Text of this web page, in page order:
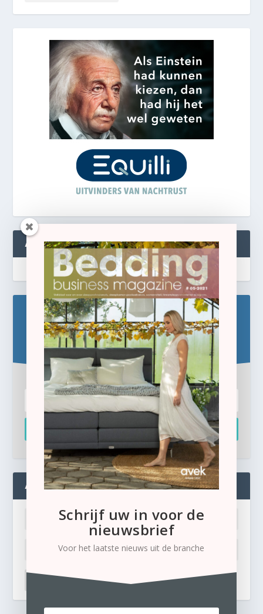
ABONNEREN
Blijf op de hoogte!
Schrijf u hier in voor de gratis e-newsletter.
Inschrijven
ADMIN
Ik ben mijn wachtwoord kwijt
Schrijf uw in voor de
nieuwsbrief
Voor het laatste nieuws uit de branche